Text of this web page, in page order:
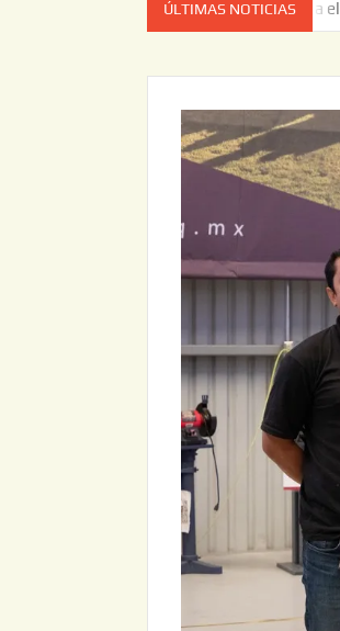
ÚLTIMAS NOTICIAS
no es el estado de cuenta el que da el susto